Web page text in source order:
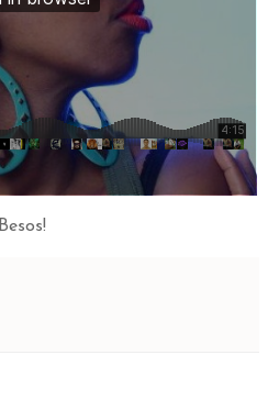
Besos!